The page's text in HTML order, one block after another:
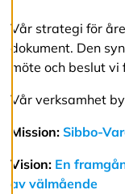
o
o
k
i
e
s
A
v
v
Vår strategi för
dokument. Den
möte och beslut
Vår verksamhet
Mission: Sibbo-
Vision: En
av välmående